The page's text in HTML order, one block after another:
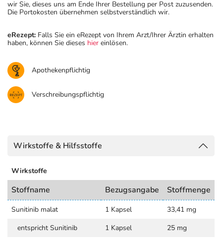
wir Sie, dieses uns am Ende Ihrer Bestellung per Post zuzusenden.
Die Portokosten übernehmen selbstverständlich wir.
eRezept: Falls Sie ein eRezept von Ihrem Arzt/Ihrer Ärztin erhalten
haben, können Sie dieses hier einlösen.
Apothekenpflichtig
Verschreibungspflichtig
Wirkstoffe & Hilfsstoffe
Wirkstoffe
Stoffname Bezugsangabe Stoffmenge
Sunitinib malat 1 Kapsel
33,41 mg
entspricht Sunitinib
1 Kapsel
25 mg